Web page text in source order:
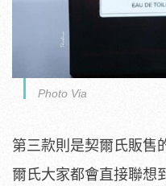
Photo Via
第三款則是契爾氏販售
爾氏大家都會直接聯想